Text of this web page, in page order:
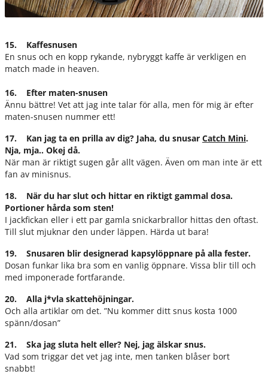
15. Kaffesnusen
En snus och en kopp rykande, nybryggt kaffe är verkligen en
match made in heaven.
16. Efter maten-snusen
Ännu bättre! Vet att jag inte talar för alla, men för mig är efter
maten-snusen nummer ett!
17. Kan jag ta en prilla av dig? Jaha, du snusar Catch Mini.
Nja, mja.. Okej då.
När man är riktigt sugen går allt vägen. Även om man inte är ett
fan av minisnus.
18. När du har slut och hittar en riktigt gammal dosa.
Portioner hårda som sten!
I jackfickan eller i ett par gamla snickarbrallor hittas den oftast.
Till slut mjuknar den under läppen. Härda ut bara!
19. Snusaren blir designerad kapsylöppnare på alla fester.
Dosan funkar lika bra som en vanlig öppnare. Vissa blir till och
med imponerade fortfarande.
20. Alla j*vla skattehöjningar.
Och alla artiklar om det. ”Nu kommer ditt snus kosta 1000
spänn/dosan”
21. Ska jag sluta helt eller? Nej, jag älskar snus.
Vad som triggar det vet jag inte, men tanken blåser bort
snabbt!